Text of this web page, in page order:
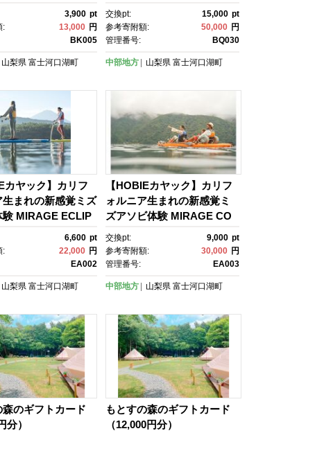
3,900 pt
:
13,000 円
BK005
山梨県 富士河口湖町
交換pt: 15,000 pt
参考寄附額:
50,000 円
管理番号:
BQ030
中部地方 山梨県 富士河口湖町
カヤック】カリフ
生まれの新感覚ミズ
験 MIRAGE ECLIP
り足漕ぎSUP)
6,600 pt
:
22,000 円
EA002
山梨県 富士河口湖町
【HOBIEカヤック】カリフ
ォルニア生まれの新感覚ミ
ズアソビ体験 MIRAGE CO
MPASS DUO(2人乗り足漕
ぎカヤック)
交換pt: 9,000 pt
参考寄附額:
30,000 円
管理番号:
EA003
中部地方 山梨県 富士河口湖町
森のギフトカード
分）
もとすの森のギフトカード
（12,000円分）